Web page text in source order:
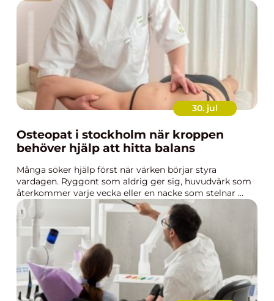
30. jul
Osteopat i stockholm när kroppen
behöver hjälp att hitta balans
Många söker hjälp först när värken börjar styra
vardagen. Ryggont som aldrig ger sig, huvudvärk som
återkommer varje vecka eller en nacke som stelnar ...